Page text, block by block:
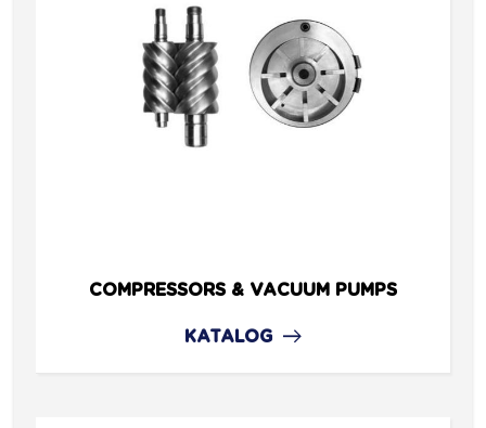
COMPRESSORS & VACUUM PUMPS
KATALOG